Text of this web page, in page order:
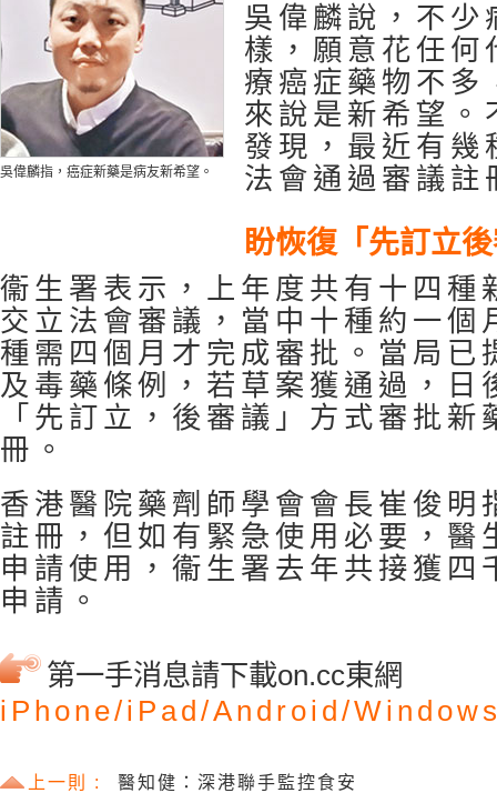
吳偉麟指，癌症新藥是病友新希望。
吳偉麟說，不少
樣，願意花任何
療癌症藥物不多
來說是新希望。
發現，最近有幾
法會通過審議註
盼恢復「先訂立
衞生署表示，上年度共有十四種
交立法會審議，當中十種約一個
種需四個月才完成審批。當局已
及毒藥條例，若草案獲通過，日
「先訂立，後審議」方式審批
冊。
香港醫院藥劑師學會會長崔俊明
註冊，但如有緊急使用必要，醫
申請使用，衞生署去年共接獲四
申請。
第一手消息請下載on.cc東網
iPhone/iPad/Android/
上一則 :
醫知健：深港聯手監控食安